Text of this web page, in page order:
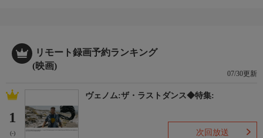
リモート録画予約ランキング
(映画)
07/30更新
1
(-)
ヴェノム:ザ・ラストダンス◆特集:
次回放送